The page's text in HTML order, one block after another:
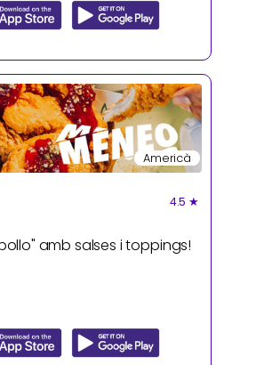
Americà
4.5 ★
amb salses i toppings!